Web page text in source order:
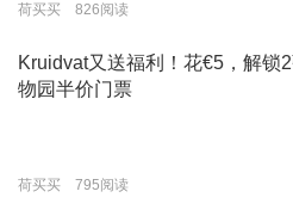
荷买买 826阅读
Kruidvat又送福利！花€5，解锁
物园半价门票
荷买买 795阅读